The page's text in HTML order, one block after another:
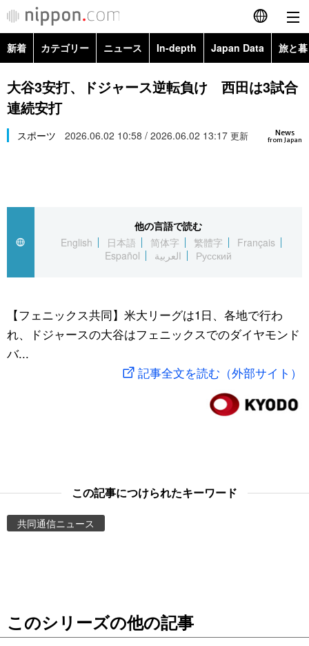
English
简体字
Русский
カテゴリー
経済・ビジネス
国際
文化
トップ
アーカイブ
In-depth
Japan Data
動画/Live
People
新着 カテゴリー ニュース In-depth Japan Data 旅と
政治・外交
経済・ビジネス
スポーツ・東京2020
Topics
大谷3安打、ドジャース逆転負け 西田は3試合
連続安打
News
from Japan
スポーツ 2026.06.02 10:58 / 2026.06.02 13:17 更新
他の言語で読む
English
日本語 简体字 繁體字
Français
Español
العربية Русский
【フェニックス共同】米大リーグは1日、各地で行わ
れ、ドジャースの大谷はフェニックスでのダイヤモンド
バ...
記事全文を読む（外部サイト）
この記事につけられたキーワード
共同通信ニュース
このシリーズの他の記事